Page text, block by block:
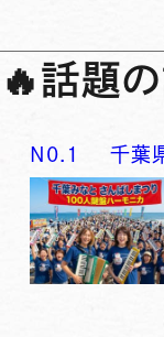
🔥話題
N0. 1 千葉